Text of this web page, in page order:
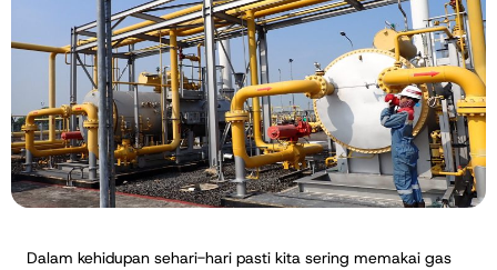
Dalam kehidupan sehari-hari pasti kita sering memakai gas